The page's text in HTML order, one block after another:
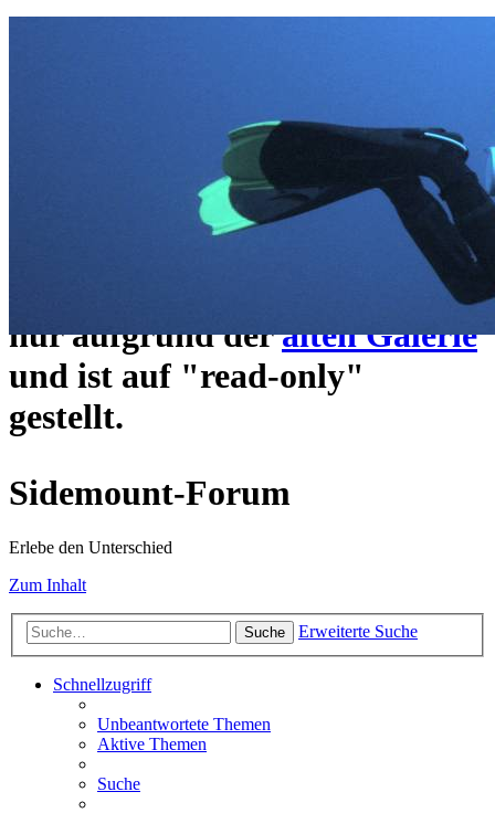
umgezogen und wie gewohnt
https://www.sidemount-
erreichbar.
Das alte Forum hier existiert
nur aufgrund deralten Galerie
und ist auf "read-only"
gestellt.
Sidemount-Forum
Erlebe den Unterschied
Zum Inhalt
Suche Erweiterte Suche
Schnellzugriff
Unbeantwortete Themen
Aktive Themen
Suche